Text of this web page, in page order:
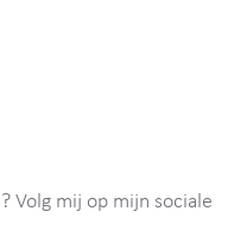
Volg mij op mijn sociale